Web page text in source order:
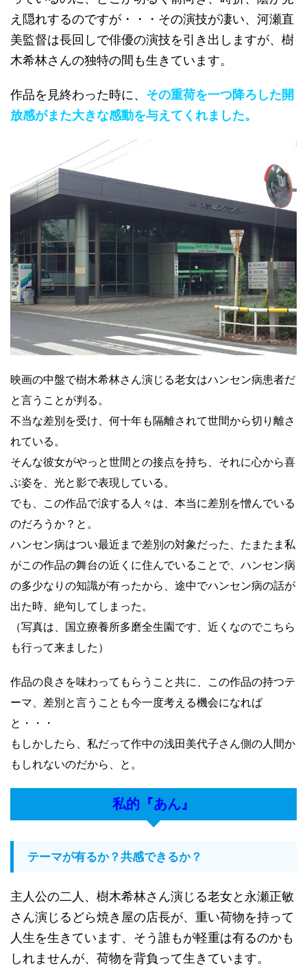
え隠れするのですが・・・その演技が凄い、河瀬直
美監督は長回しで俳優の演技を引き出しますが、樹
木希林さんの独特の間も生きています。
作品を見終わった時に、 その重荷を一つ降ろした開
放感がまた大きな感動を与えてくれました。
映画の中盤で樹木希林さん演じる老女はハンセン病患者だ
と言うことが判る。
不当な差別を受け、何十年も隔離されて世間から切り離さ
れている。
そんな彼女がやっと世間との接点を持ち、それに心から喜
ぶ姿を、光と影で表現している。
でも、この作品で涙する人々は、本当に差別を憎んでいる
のだろうか？と。
ハンセン病はつい最近まで差別の対象だった、たまたま私
がこの作品の舞台の近くに住んでいることで、ハンセン病
の多少なりの知識が有ったから、途中でハンセン病の話が
出た時、絶句してしまった。
（写真は、国立療養所多磨全生園です、近くなのでこちら
も行って来ました）
作品の良さを味わってもらうこと共に、この作品の持つテ
ーマ、差別と言うことも今一度考える機会になれば
と・・・
もしかしたら、私だって作中の浅田美代子さん側の人間か
もしれないのだから、と。
私的『あん』
テーマが有るか？共感できるか？
主人公の二人、樹木希林さん演じる老女と永瀬正敏
さん演じるどら焼き屋の店長が、重い荷物を持って
人生を生きています、そう誰もが軽重は有るのかも
しれませんが、荷物を背負って生きています。